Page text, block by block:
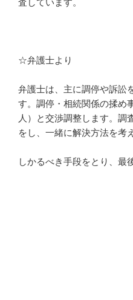
☆弁護士より
弁護士は、主に調停や訴訟
す。調停・相続関係の揉め
人）と交渉調整します。 調
をし、一緒に解決方法を考
しかるべき手段をとり、最